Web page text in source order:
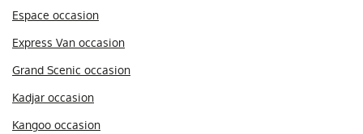
Espace occasion
Express Van occasion
Grand Scenic occasion
Kadjar occasion
Kangoo occasion